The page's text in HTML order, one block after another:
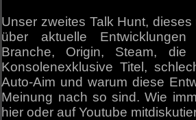
Unser zweites Talk Hunt,
über aktuelle
Branche, Origin, Steam, die
Konsolenexklusive Titel,
Auto-Aim und warum diese
Meinung nach so sind. Wie
hier oder auf Youtube